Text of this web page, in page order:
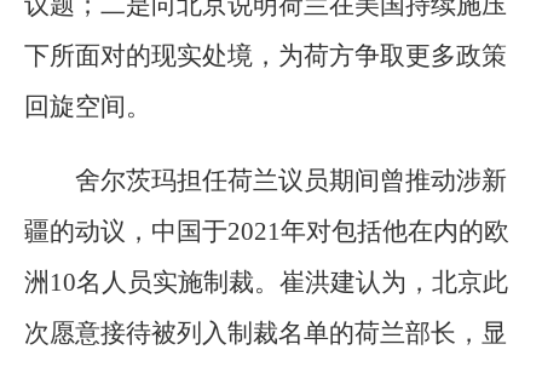
下所面对的现实处境，为荷方争取更多政策
回旋空间。
舍尔茨玛担任荷兰议员期间曾推动涉新
疆的动议，中国于2021年对包括他在内的欧
洲10名人员实施制裁。崔洪建认为，北京此
次愿意接待被列入制裁名单的荷兰部长，显